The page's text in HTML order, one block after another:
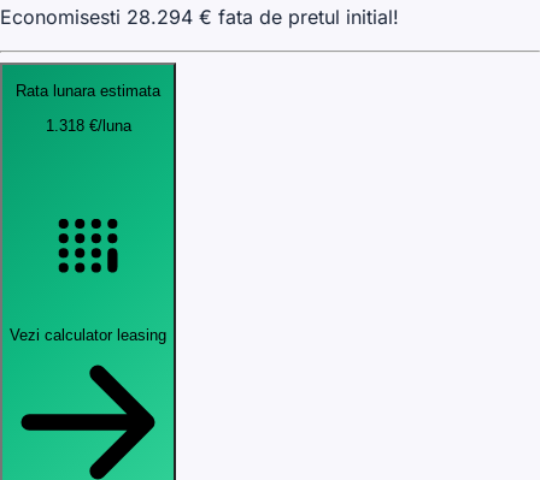
Economisesti 28.294 € fata de pretul initial!
Rata lunara estimata
1.318€/luna
Vezi calculator leasing